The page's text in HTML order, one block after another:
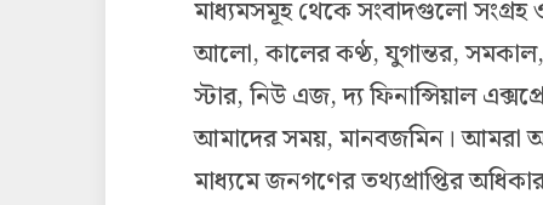
মাধ্যমসমূহ থেকে সংবাদগুলো সংগ্রহ
আলো, কালের কণ্ঠ, যুগান্তর, সমকাল,
স্টার, নিউ এজ, দ্য ফিনান্সিয়াল
আমাদের সময়, মানবজমিন। আমরা
মাধ্যমে জনগণের তথ্যপ্রাপ্তির